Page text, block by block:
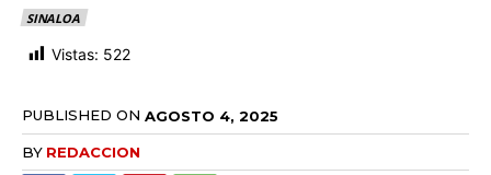
SINALOA
Vistas: 522
PUBLISHED ON AGOSTO 4, 2025
BY REDACCION